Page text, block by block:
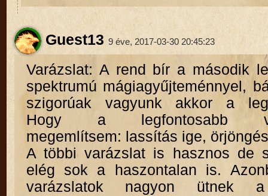
Guest13 9 éve, 2017-03-30 20:45:23
Varázslat: A rend bír a második
spektrumú mágiagyűjteménnyel,
szigorúak vagyunk akkor a
Hogy a legfontosabb
megemlítsem: lassítás ige,
A többi varázslat is hasznos de
elég sok a haszontalan is.
varázslatok nagyon ütnek a